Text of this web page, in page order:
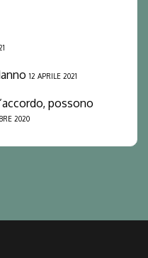
12 APRILE 2021
possono
2020